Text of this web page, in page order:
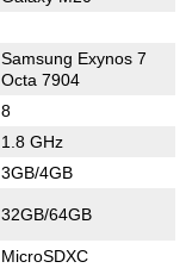
Samsung Exynos 7
Octa 7904
8
1.8 GHz
3GB/4GB
32GB/64GB
MicroSDXC